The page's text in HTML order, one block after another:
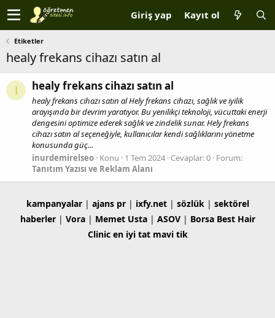
Giriş yap Kayıt ol
Etiketler
healy frekans cihazı satın al
I healy frekans cihazı satın al
healy frekans cihazı satın al Hely frekans cihazı, sağlık ve iyilik
arayışında bir devrim yaratıyor. Bu yenilikçi teknoloji, vücuttaki enerji
dengesini optimize ederek sağlık ve zindelik sunar. Hely frekans
cihazı satın al seçeneğiyle, kullanıcılar kendi sağlıklarını yönetme
konusunda güç...
inurdemirelseo Konu 1 Tem 2024 Cevaplar: 0 Forum:
Tanıtım Yazısı ve Reklam Alanı
kampanyalar| ajans pr| ixfy.net| sözlük| sektörel
haberler| Vora| Memet Usta| ASOV| Borsa Best Hair
Clinic en iyi tat mavi tik